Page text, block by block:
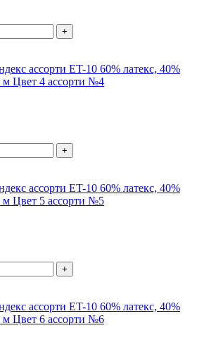
+
+
+